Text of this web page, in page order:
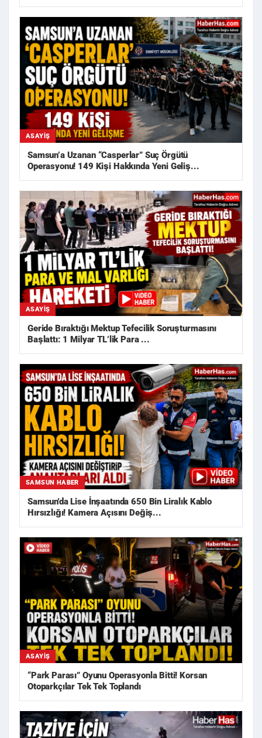
ASAYIŞ
Samsun’a Uzanan “Casperlar” Suç Örgütü
Operasyonu! 149 Kişi Hakkında Yeni Geliş...
ASAYIŞ
Geride Bıraktığı Mektup Tefecilik Soruşturmasını
Başlattı: 1 Milyar TL’lik Para ...
SAMSUN HABER
Samsun'da Lise İnşaatında 650 Bin Liralık Kablo
Hırsızlığı! Kamera Açısını Değiş...
ASAYIŞ
“Park Parası” Oyunu Operasyonla Bitti! Korsan
Otoparkçılar Tek Tek Toplandı